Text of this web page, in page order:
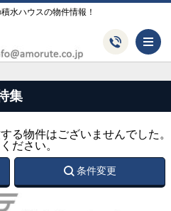
水ハウスの物件情報！
集
る物件はございませんでした。
ださい。
条件変更